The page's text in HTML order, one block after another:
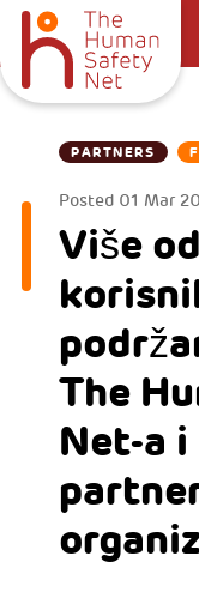
PARTNERS
Posted 01 Mar
Više
The
Net-a